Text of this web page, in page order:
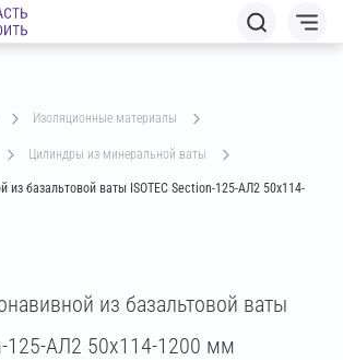
изоляционные материалы
цилиндры из минеральной ваты
из базальтовой ваты ISOTEC Section-125-АЛ2 50х114-
из базальтовой ваты
125-АЛ2 50х114-1200 мм